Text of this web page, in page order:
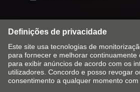
Alterar mercado
Contato Aviso